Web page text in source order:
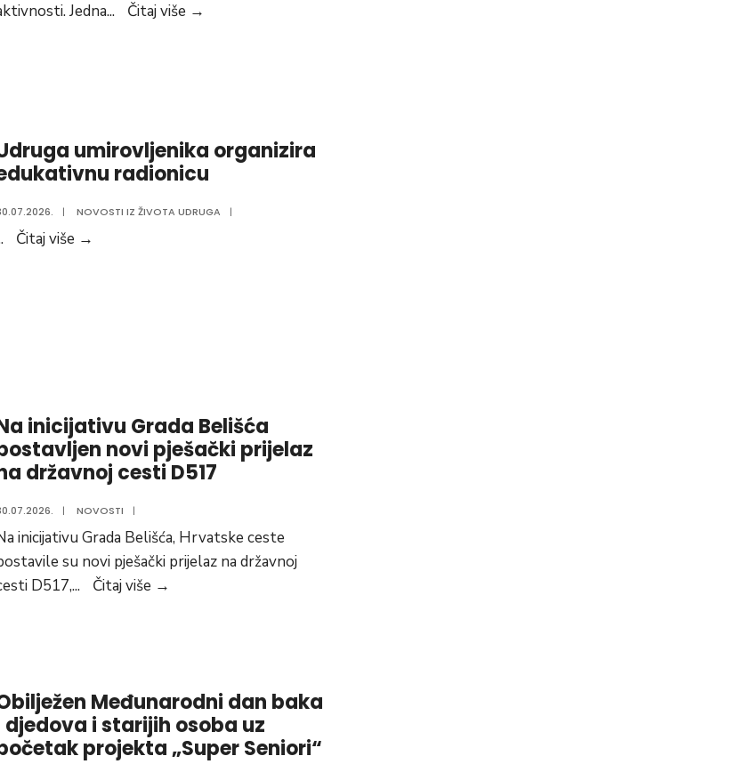
Jedna... Čitaj više →
srpnju
umirovljenika organizira
radionicu
| NOVOSTI IZ ŽIVOTA UDRUGA |
Čitaj više →
inicijativu Grada Belišća
novi pješački prijelaz
državnoj cesti D517
| NOVOSTI |
inicijativu Grada Belišća, Hrvatske ceste
su novi pješački prijelaz na državnoj
D517,... Čitaj više →
novi
pješački
prijelaz
Međunarodni dan baka
djedova i starijih osoba uz
projekta „Super Seniori“